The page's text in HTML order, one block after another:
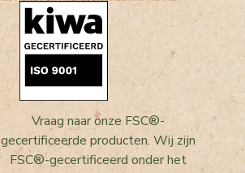
Vraag naar onze FSC®-
gecertificeerde producten. Wij zijn
FSC®-gecertificeerd onder het